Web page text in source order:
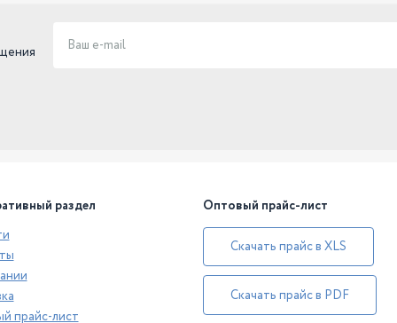
раздел
прайс-лист
Оптовый прайс-лист
Скачать прайс в XLS
Скачать прайс в PDF